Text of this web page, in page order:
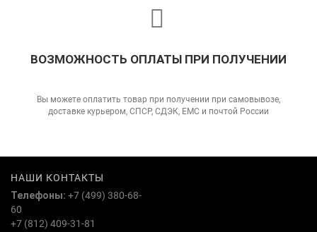
ВОЗМОЖНОСТЬ ОПЛАТЫ ПРИ ПОЛУЧЕНИИ
Вы можете оплатить товар при получении при самовывозе,
доставке курьером, СПСР, СДЭК, ЕМС и почтой России
НАШИ КОНТАКТЫ
Телефоны: +7 (499) 380-68-
60
+7 (812) 409-31-81